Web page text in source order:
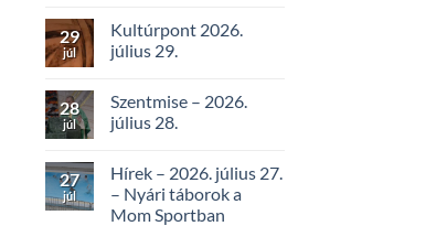
29
júl
Kultúrpont 2026.
július 29.
28
júl
Szentmise – 2026.
július 28.
27
júl
Hírek – 2026. július 27.
– Nyári táborok a
Mom Sportban